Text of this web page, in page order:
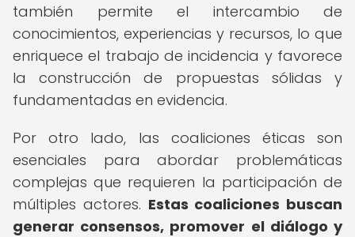
también permite el intercambio de
conocimientos, experiencias y recursos, lo que
enriquece el trabajo de incidencia y favorece
la construcción de propuestas sólidas y
fundamentadas en evidencia.
Por otro lado, las coaliciones éticas son
esenciales para abordar problemáticas
complejas que requieren la participación de
múltiples actores. Estas coaliciones buscan
generar consensos, promover el diálogo y